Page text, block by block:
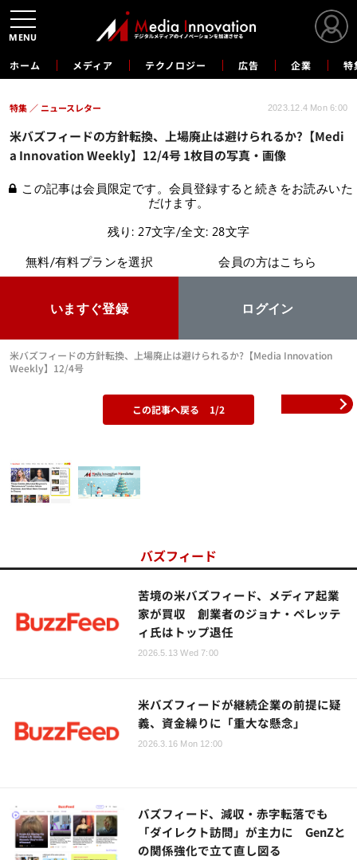
ホーム メディア テクノロジー 広告 企業 特
米バズフィードの方針転換、上場廃止は避けられるか?【Medi
a Innovation Weekly】12/4号 1枚目の写真・画像
特集 ニュースレター 2023.12.4 Mon 6:00
この記事は会員限定です。会員登録すると続きをお読みいた
だけます。
残り: 27文字/全文: 28文字
無料/有料プランを選択
いますぐ登録
会員の方はこちら
ログイン
米バズフィードの方針転換、上場廃止は避けられるか?【Media Innovation
Weekly】12/4号
この記事へ戻る 1/2
バズフィード
苦境の米バズフィード、メディア起業
家が買収 創業者のジョナ・ペレッテ
ィ氏はトップ退任
2026.5.13 Wed 7:00
米バズフィードが継続企業の前提に疑
義、資金繰りに「重大な懸念」
2026.3.16 Mon 12:00
バズフィード、減収・赤字転落でも
「ダイレクト訪問」が主力に GenZと
の関係強化で立て直し図る
MENU